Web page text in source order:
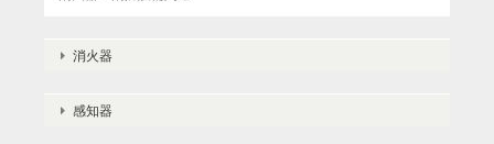
消火器
感知器